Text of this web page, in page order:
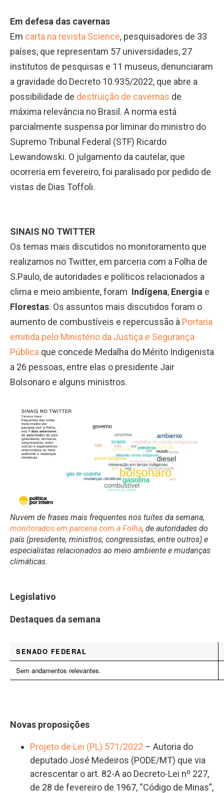
Em defesa das cavernas
Em carta na revista Science, pesquisadores de 33
países, que representam 57 universidades, 27
institutos de pesquisas e 11 museus, denunciaram
a gravidade do Decreto 10.935/2022, que abre a
possibilidade de destruição de cavernas de
máxima relevância no Brasil. A norma está
parcialmente suspensa por liminar do ministro do
Supremo Tribunal Federal (STF) Ricardo
Lewandowski. O julgamento da cautelar, que
ocorreria em fevereiro, foi paralisado por pedido de
vistas de Dias Toffoli.
SINAIS NO TWITTER
Os temas mais discutidos no monitoramento que
realizamos no Twitter, em parceria com a Folha de
S.Paulo, de autoridades e políticos relacionados a
clima e meio ambiente, foram Indígena, Energia e
Florestas. Os assuntos mais discutidos foram o
aumento de combustíveis e repercussão à Portaria
emitida pelo Ministério da Justiça e Segurança
Pública que concede Medalha do Mérito Indigenista
a 26 pessoas, entre elas o presidente Jair
Bolsonaro e alguns ministros.
Nuvem de frases mais frequentes nos tuítes da semana,
monitorados em parceria com a Folha, de autoridades do
país (presidente, ministros, congressistas, entre outros) e
especialistas relacionados ao meio ambiente e mudanças
climáticas.
Legislativo
Destaques da semana
SENADO FEDERAL
Sem andamentos relevantes.
Novas proposições
Projeto de Lei (PL) 571/2022 – Autoria do
deputado José Medeiros (PODE/MT) que via
acrescentar o art. 82-A ao Decreto-Lei nº 227,
de 28 de fevereiro de 1967, “Código de Minas”,